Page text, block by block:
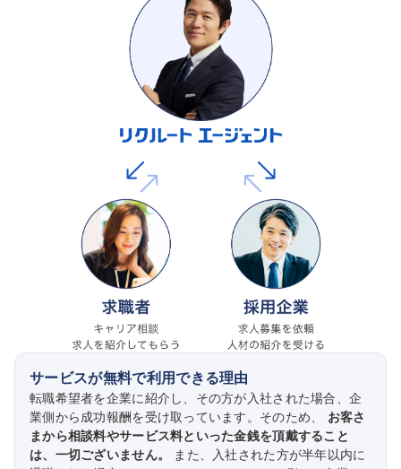
サービスが無料で利用できる理由
転職希望者を企業に紹介し、その方が入社された場合、企
業側から成功報酬を受け取っています。そのため、
お客さ
まから相談料やサービス料といった金銭を頂戴すること
は、一切ございません。
また、入社された方が半年以内に